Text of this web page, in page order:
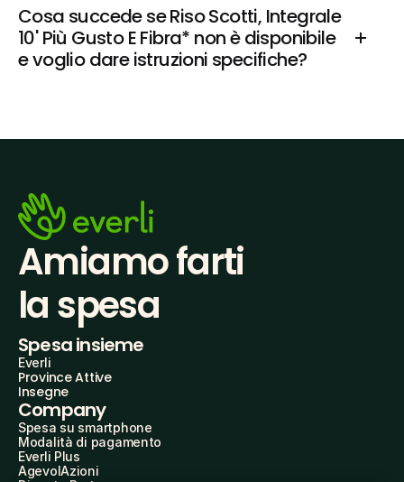
Cosa succede se Riso Scotti, Integrale
10' Più Gusto E Fibra* non è disponibile
e voglio dare istruzioni specifiche?
Amiamo farti
la spesa
Spesa insieme
Everli
Province Attive
Insegne
Company
Spesa su smartphone
Modalità di pagamento
Everli Plus
AgevolAzioni